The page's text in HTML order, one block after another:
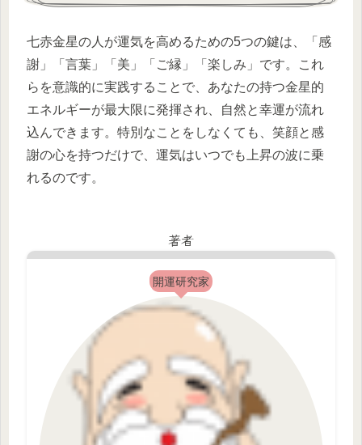
七赤金星の人が運気を高めるための5つの鍵は、「感
謝」「言葉」「美」「ご縁」「楽しみ」です。これ
らを意識的に実践することで、あなたの持つ金星的
エネルギーが最大限に発揮され、自然と幸運が流れ
込んできます。特別なことをしなくても、笑顔と感
謝の心を持つだけで、運気はいつでも上昇の波に乗
れるのです。
著者
開運研究家